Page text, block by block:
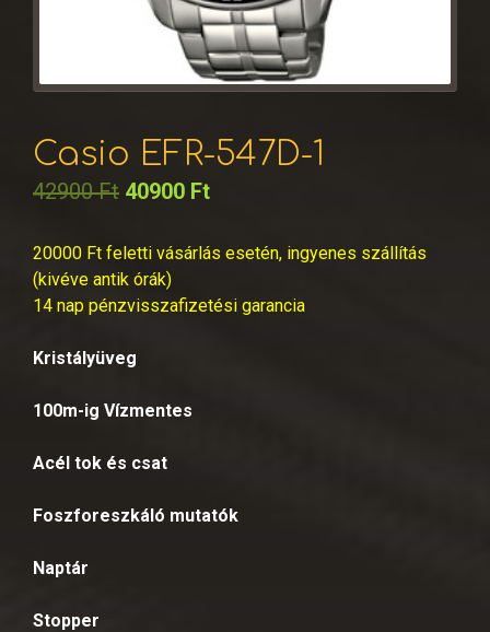
Casio EFR-547D-1
42900Ft 40900 Ft
20000 Ft feletti vásárlás esetén, ingyenes szállítás
(kivéve antik órák)
14 nap pénzvisszafizetési garancia
Kristályüveg
100m-ig Vízmentes
Acél tok és csat
Foszforeszkáló mutatók
Naptár
Stopper